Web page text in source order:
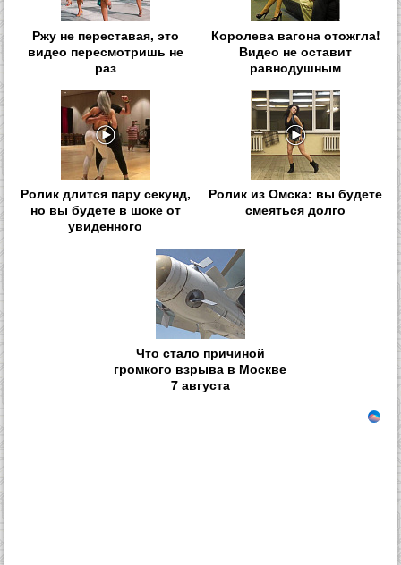
Ржу не переставая, это
видео пересмотришь не
раз
Королева вагона отожгла!
Видео не оставит
равнодушным
Ролик длится пару секунд,
но вы будете в шоке от
увиденного
Ролик из Омска: вы будете
смеяться долго
Что стало причиной
громкого взрыва в Москве
7 августа